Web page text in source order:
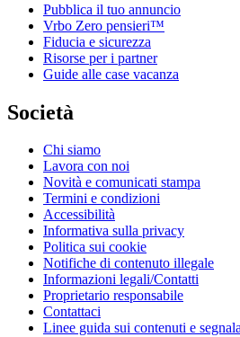
Pubblica il tuo annuncio
Vrbo Zero pensieri™
Fiducia e sicurezza
Risorse per i partner
Guide alle case vacanza
Società
Chi siamo
Lavora con noi
Novità e comunicati stampa
Termini e condizioni
Accessibilità
Informativa sulla privacy
Politica sui cookie
Notifiche di contenuto illegale
Informazioni legali/Contatti
Proprietario responsabile
Contattaci
Linee guida sui contenuti e